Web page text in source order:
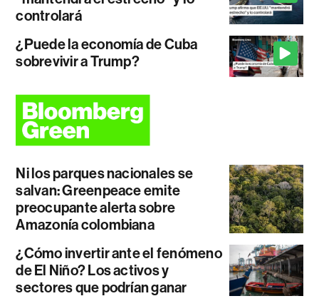
controlará
¿Puede la economía de Cuba
sobrevivir a Trump?
Ni los parques nacionales se
salvan: Greenpeace emite
preocupante alerta sobre
Amazonía colombiana
¿Cómo invertir ante el fenómeno
de El Niño? Los activos y
sectores que podrían ganar